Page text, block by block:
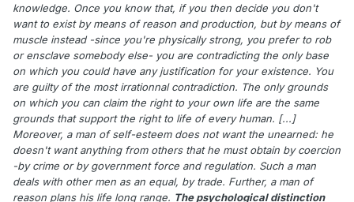
knowledge. Once you know that, if you then decide you don't
want to exist by means of reason and production, but by means of
muscle instead -since you're physically strong, you prefer to rob
or ensclave somebody else- you are contradicting the only base
on which you could have any justification for your existence. You
are guilty of the most irrationnal contradiction. The only grounds
on which you can claim the right to your own life are the same
grounds that support the right to life of every human. [...]
Moreover, a man of self-esteem does not want the unearned: he
doesn't want anything from others that he must obtain by coercion
-by crime or by government force and regulation. Such a man
deals with other men as an equal, by trade. Further, a man of
reason plans his life long range. The psychological distinction